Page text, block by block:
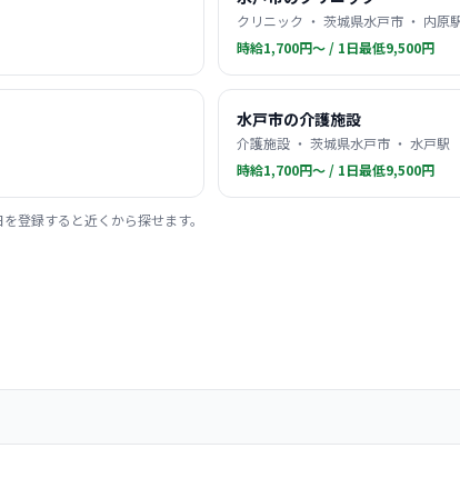
クリニック ・ 茨城県水戸市 ・ 内原
時給1,700円〜 / 1日最低9,500円
水戸市の介護施設
介護施設 ・ 茨城県水戸市 ・ 水戸駅
時給1,700円〜 / 1日最低9,500円
登録すると近くから探せます。